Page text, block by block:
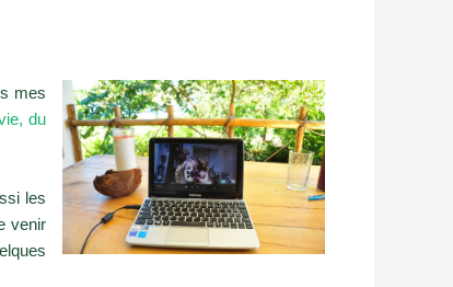
mes
du
les
venir